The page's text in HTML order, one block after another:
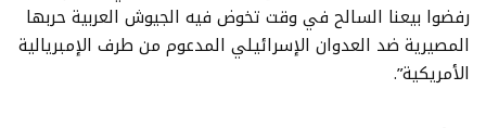
رفضوا بيعنا السالح في وقت تخوض فيه الجيوش العربية حربها
المصيرية ضد العدوان الإسرائيلي المدعوم من طرف الإمبريالية
الأمريكية”.